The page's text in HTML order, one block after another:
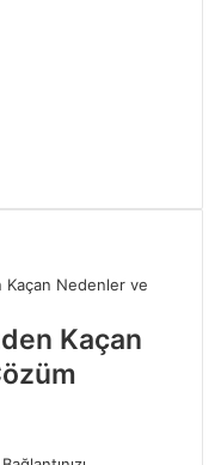
Kaçan